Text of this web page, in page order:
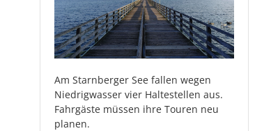
Am Starnberger See fallen wegen
Niedrigwasser vier Haltestellen aus.
Fahrgäste müssen ihre Touren neu
planen.